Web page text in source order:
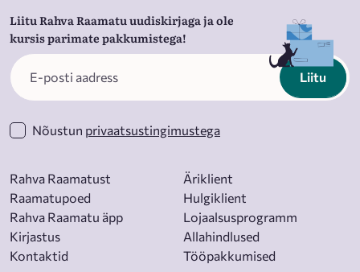
Liitu Rahva Raamatu uudiskirjaga ja ole
kursis parimate pakkumistega!
Liitu
Nõustun privaatsustingimustega
Rahva Raamatust
Raamatupoed
Rahva Raamatu äpp
Kirjastus
Kontaktid
Äriklient
Hulgiklient
Lojaalsusprogramm
Allahindlused
Tööpakkumised